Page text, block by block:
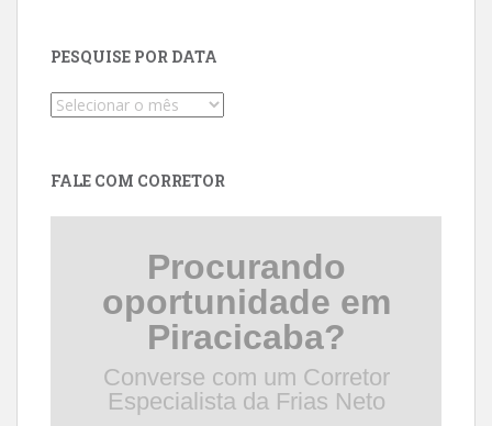
PESQUISE POR DATA
Pesquise
FALE COM CORRETOR
Procurando
oportunidade em
Piracicaba?
Converse com um Corretor
Especialista da Frias Neto